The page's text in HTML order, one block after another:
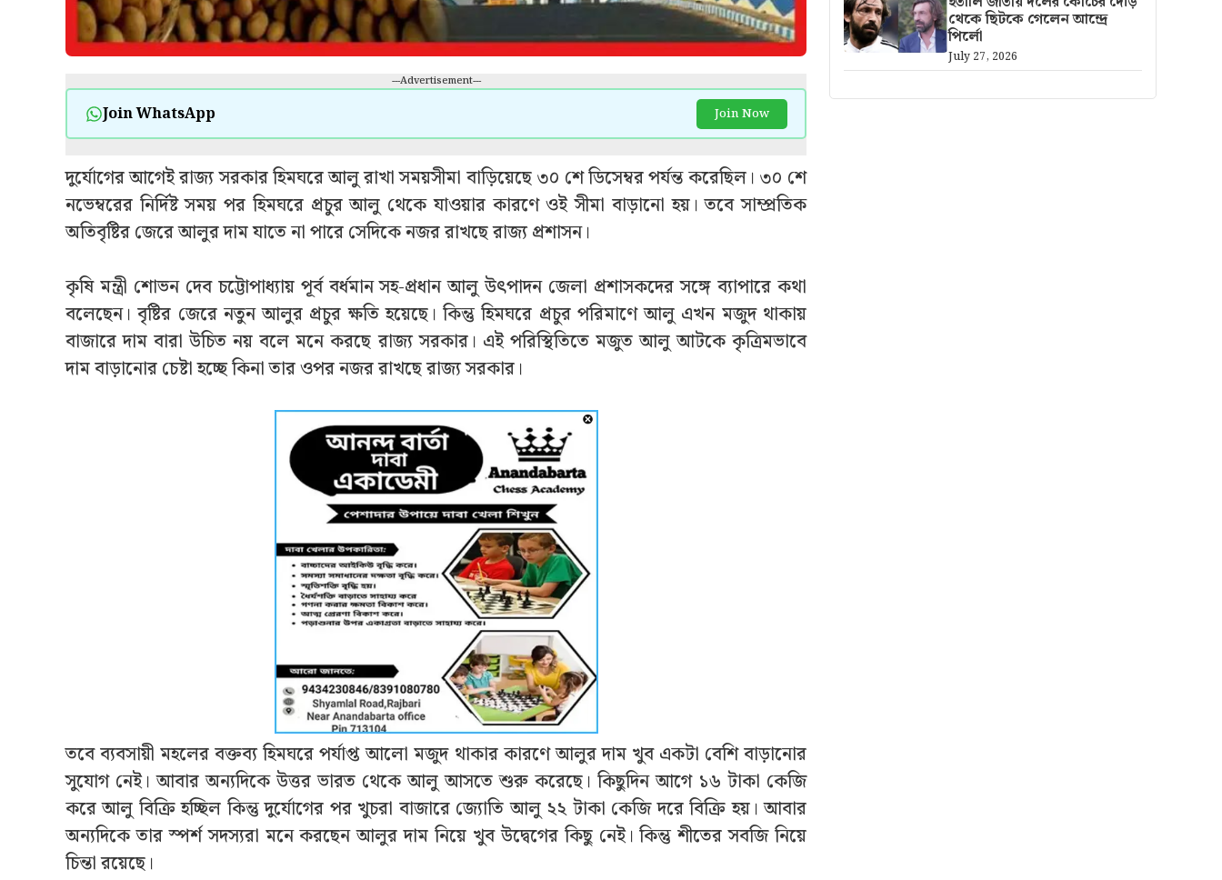
---Advertisement---
Join WhatsApp Join Now
দুর্যোগের আগেই রাজ্য সরকার হিমঘরে আলু রাখা সময়সীমা বাড়িয়েছে ৩০ শে ডিসেম্বর পর্যন্ত করেছিল। ৩০ শে
নভেম্বরের নির্দিষ্ট সময় পর হিমঘরে প্রচুর আলু থেকে যাওয়ার কারণে ওই সীমা বাড়ানো হয়। তবে সাম্প্রতিক
অতিবৃষ্টির জেরে আলুর দাম যাতে না পারে সেদিকে নজর রাখছে রাজ্য প্রশাসন।
কৃষি মন্ত্রী শোভন দেব চট্টোপাধ্যায় পূর্ব বর্ধমান সহ-প্রধান আলু উত্‍পাদন জেলা প্রশাসকদের সঙ্গে ব্যাপারে কথা
বলেছেন। বৃষ্টির জেরে নতুন আলুর প্রচুর ক্ষতি হয়েছে। কিন্তু হিমঘরে প্রচুর পরিমাণে আলু এখন মজুদ থাকায়
বাজারে দাম বারা উচিত নয় বলে মনে করছে রাজ্য সরকার। এই পরিস্থিতিতে মজুত আলু আটকে কৃত্রিমভাবে
দাম বাড়ানোর চেষ্টা হচ্ছে কিনা তার ওপর নজর রাখছে রাজ্য সরকার।
তবে ব্যবসায়ী মহলের বক্তব্য হিমঘরে পর্যাপ্ত আলো মজুদ থাকার কারণে আলুর দাম খুব একটা বেশি বাড়ানোর
সুযোগ নেই। আবার অন্যদিকে উত্তর ভারত থেকে আলু আসতে শুরু করেছে। কিছুদিন আগে ১৬ টাকা কেজি
করে আলু বিক্রি হচ্ছিল কিন্তু দুর্যোগের পর খুচরা বাজারে জ্যোতি আলু ২২ টাকা কেজি দরে বিক্রি হয়। আবার
অন্যদিকে তার স্পর্শ সদস্যরা মনে করছেন আলুর দাম নিয়ে খুব উদ্বেগের কিছু নেই। কিন্তু শীতের সবজি নিয়ে
চিন্তা রয়েছে।
থেকে ছিটকে গেলেন আন্দ্রে
পির্লো
July 27, 2026